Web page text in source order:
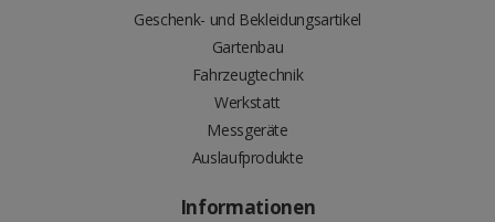
Geschenk- und Bekleidungsartikel
Gartenbau
Fahrzeugtechnik
Werkstatt
Messgeräte
Auslaufprodukte
Informationen